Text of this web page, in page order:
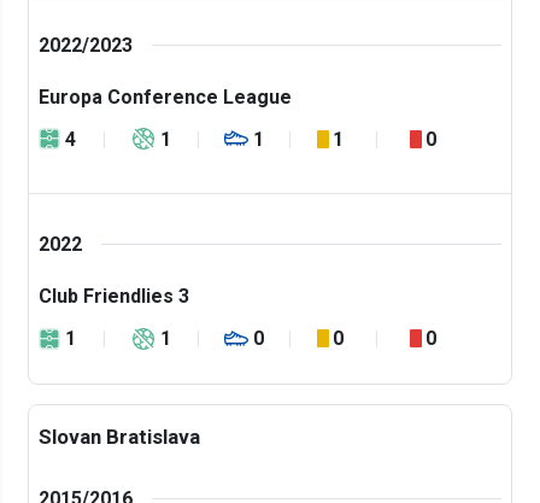
2022/2023
Europa Conference League
4
1 1 1 0
2022
Club Friendlies 3
1
1 0 0 0
Slovan Bratislava
2015/2016